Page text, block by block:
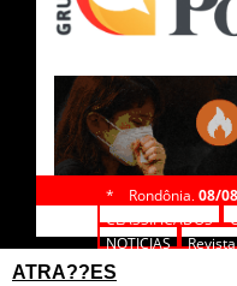
* Rondônia, 08/
CLASSIFICADOS
NOTÍCIAS
ATRA??ES